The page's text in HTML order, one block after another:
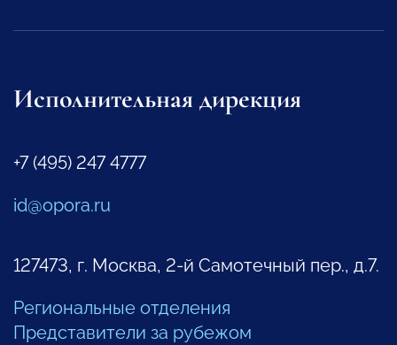
Исполнительная дирекция
+7 (495) 247 4777
id@opora.ru
127473, г. Москва, 2-й Самотечный пер., д.7.
Региональные отделения
Представители за рубежом